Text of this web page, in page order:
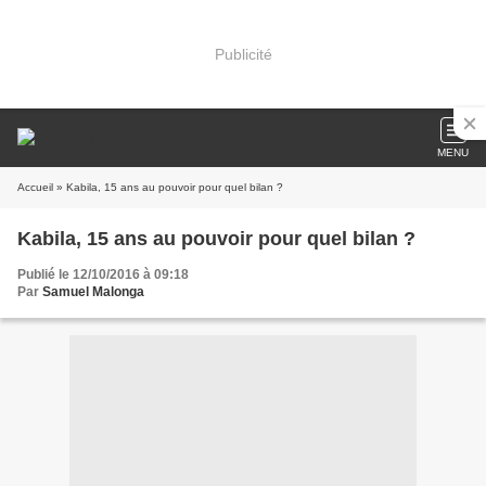
Publicité
MENU
Accueil » Kabila, 15 ans au pouvoir pour quel bilan ?
Kabila, 15 ans au pouvoir pour quel bilan ?
Publié le 12/10/2016 à 09:18
Par Samuel Malonga